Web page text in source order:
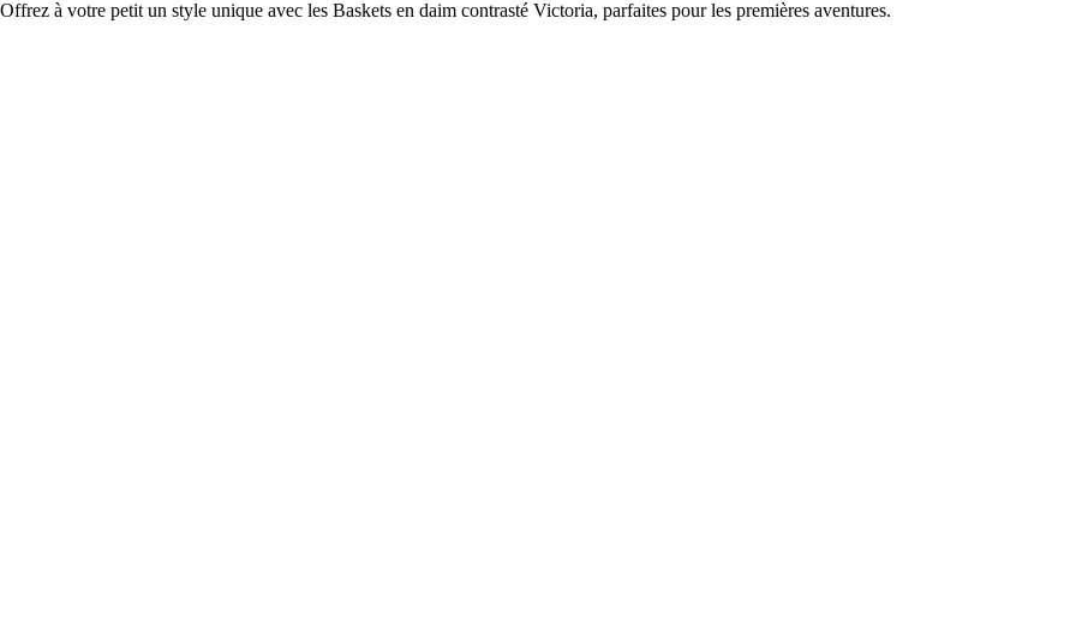
Offrez à votre petit un style unique avec les Baskets en daim contrasté Victoria, parfaites pour les premières aventures.